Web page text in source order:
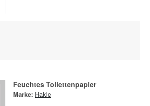
Feuchtes Toilettenpapier
Marke: Hakle